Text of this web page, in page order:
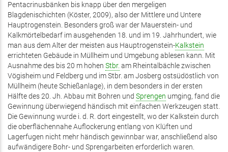
Pentacrinusbänken bis knapp über den mergeligen
Blagdenischichten (Köster, 2009), also der Mittlere und Untere
Hauptrogenstein. Besonders groß war der Mauerstein- und
Kalkmörtelbedarf im ausgehenden 18. und im 19. Jahrhundert, wie
man aus dem Alter der meisten aus Hauptrogenstein-Kalkstein
errichteten Gebäude in Müllheim und Umgebung ablesen kann. Mit
Ausnahme des bis 20 m hohen Stbr. am Rheintalbächle zwischen
Vögisheim und Feldberg und im Stbr. am Josberg ostsüdöstlich von
Müllheim (heute Schießanlage), in dem besonders in der ersten
Hälfte des 20. Jh. Abbau mit Bohren und Sprengen umging, fand die
Gewinnung überwiegend händisch mit einfachen Werkzeugen statt.
Die Gewinnung wurde i. d. R. dort eingestellt, wo der Kalkstein durch
die oberflächennahe Auflockerung entlang von Klüften und
Lagerfugen nicht mehr händisch gewinnbar war, anschließend also
aufwändigere Bohr- und Sprengarbeiten erforderlich waren.